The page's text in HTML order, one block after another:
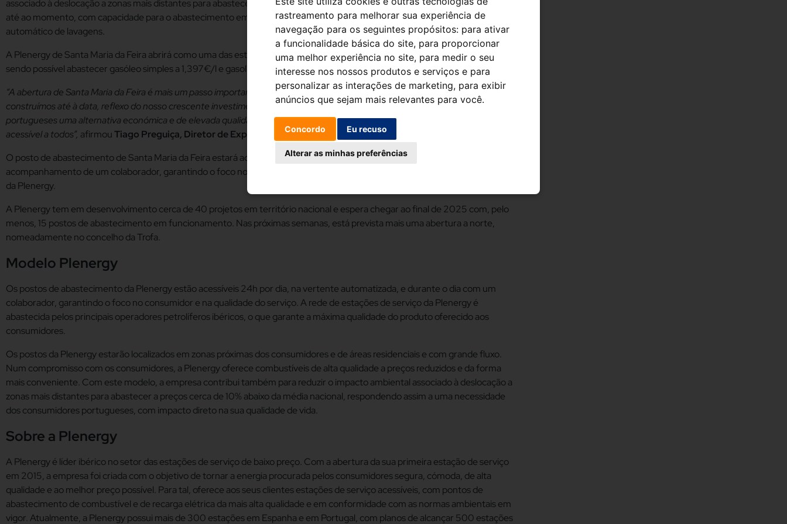
rastreamento para melhorar sua experiência de
navegação para os seguintes propósitos: para ativar
a funcionalidade básica do site, para proporcionar
uma melhor experiência no site, para medir o seu
interesse nos nossos produtos e serviços e para
personalizar as interações de marketing, para exibir
anúncios que sejam mais relevantes para você.
Concordo Eu recuso
Alterar as minhas preferências
associado à deslocação a zonas mais distantes para abastecer a preços baixos. Este será o maior posto da Plenergy em Portugal
até ao momento, com capacidade para o abastecimento em simultâneo de seis carros, contando ainda com um serviço
automático de lavagens.
A Plenergy de Santa Maria da Feira abrirá como uma das estações de abastecimento com os preços mais baixos da região,
sendo possível abastecer gasóleo simples a 1,397€/l e gasolina 95 simples a 1,557€/l.
“A abertura de Santa Maria da Feira é mais um passo importante no nosso plano de expansão. Trata-se do maior posto que
construímos até à data, reflexo do nosso crescente investimento em Portugal. Estamos comprometidos em trazer aos
portugueses uma alternativa económica e de elevada qualidade, promovendo uma experiência de abastecimento inovadora e
acessível a todos”, afirmouTiago Preguiça, Diretor de Expansão e Relações Institucionais para Portugal da Plenergy.
O posto de abastecimento de Santa Maria da Feira estará acessível 24h por dia na vertente automática e durante o dia com o
acompanhamento de um colaborador, garantindo o foco no consumidor e na qualidade do serviço que caracterizam o modelo
da Plenergy.
A Plenergy tem em desenvolvimento cerca de 40 projetos em território nacional e espera chegar ao final de 2025 com, pelo
menos, 15 postos de abastecimento em funcionamento. Nas próximas semanas, está prevista mais uma abertura a norte,
nomeadamente no concelho da Trofa.
Modelo Plenergy
Os postos de abastecimento da Plenergy estão acessíveis 24h por dia, na vertente automatizada, e durante o dia com um
colaborador, garantindo o foco no consumidor e na qualidade do serviço. A rede de estações de serviço da Plenergy é
abastecida pelos principais operadores petrolíferos ibéricos, o que garante a máxima qualidade do produto oferecido aos
consumidores.
Os postos da Plenergy estarão localizados em zonas próximas dos consumidores e de áreas residenciais e com grande fluxo.
Num compromisso com os consumidores, a Plenergy oferece combustíveis de alta qualidade a preços reduzidos e da forma
mais conveniente. Com este modelo, a empresa contribui também para reduzir o impacto ambiental associado à deslocação a
zonas mais distantes para abastecer a preços cerca de 10% abaixo da média nacional, respondendo assim a uma necessidade
dos consumidores portugueses, com impacto direto na sua qualidade de vida.
Sobre a Plenergy
A Plenergy é líder ibérico no setor das estações de serviço de baixo preço. Com a abertura da sua primeira estação de serviço
em 2015, a empresa foi criada com o objetivo de tornar a energia procurada pelos consumidores segura, cómoda, de alta
qualidade e ao melhor preço possível. Para tal, oferece aos seus clientes estações de serviço acessíveis, com pontos de
abastecimento de combustível e de recarga elétrica da mais alta qualidade e em conformidade com as normas ambientais em
vigor. Atualmente, a Plenergy possui mais de 300 estações em Espanha e em Portugal, com planos de alcançar 500 estações